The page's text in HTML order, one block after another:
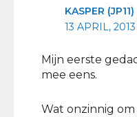
KASPER (JP11)
13 APRIL,
Mijn eerste
mee eens.
Wat onzinnig